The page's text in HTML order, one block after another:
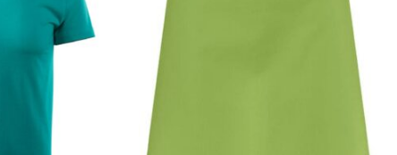
ma
wiele
wiele
wariantów.
Opcje
można
wybrać